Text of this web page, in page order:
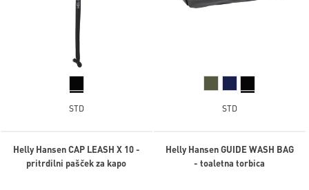
STD
Helly Hansen CAP LEASH X 10 -
pritrdilni pašček za kapo
STD
Helly Hansen GUIDE WASH BAG
- toaletna torbica